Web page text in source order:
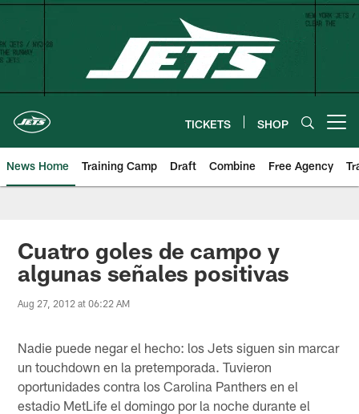
Skip
content
TICKETS SHOP
News Home Training Camp Draft Combine Free Agency
Cuatro goles de campo y
algunas señales positivas
Aug 27, 2012 at 06:22 AM
Nadie puede negar el hecho: los Jets siguen sin marcar
un touchdown en la pretemporada. Tuvieron
oportunidades contra los Carolina Panthers en el
estadio MetLife el domingo por la noche durante el